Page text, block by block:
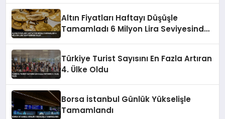
Altın Fiyatları Haftayı Düşüşle
Tamamladı 6 Milyon Lira Seviyesinde
Türkiye Turist Sayısını En Fazla Artıran
4. Ülke Oldu
Borsa İstanbul Günlük Yükselişle
Tamamlandı